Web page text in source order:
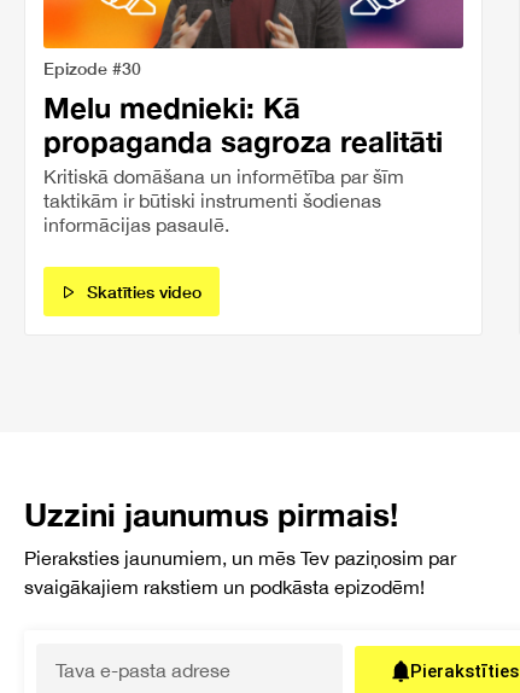
Epizode #30
Melu mednieki: Kā
propaganda sagroza realitāti
Kritiskā domāšana un informētība par šīm
taktikām ir būtiski instrumenti šodienas
informācijas pasaulē.
Skatīties video
Uzzini jaunumus pirmais!
Pieraksties jaunumiem, un mēs Tev paziņosim par
svaigākajiem rakstiem un podkāsta epizodēm!
Pierakstīties